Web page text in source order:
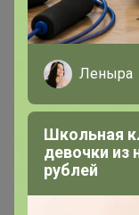
Леныра
Школьная
девочки из
рублей